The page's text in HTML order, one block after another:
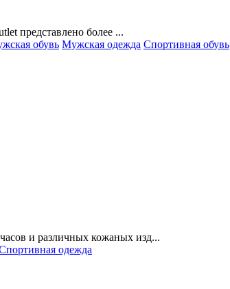
представлено более ...
обувь Мужская одежда Спортивная обувь
и различных кожаных изд...
одежда